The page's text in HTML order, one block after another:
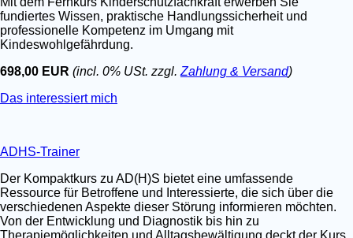
fundiertes Wissen, praktische Handlungssicherheit und
professionelle Kompetenz im Umgang mit
Kindeswohlgefährdung.
698,00 EUR (incl. 0% USt. zzgl. Zahlung & Versand)
Das interessiert mich
ADHS-Trainer
Der Kompaktkurs zu AD(H)S bietet eine umfassende
Ressource für Betroffene und Interessierte, die sich über die
verschiedenen Aspekte dieser Störung informieren möchten.
Von der Entwicklung und Diagnostik bis hin zu
Therapiemöglichkeiten und Alltagsbewältigung deckt der Kurs